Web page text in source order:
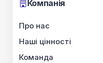
Компанія
Про нас
Наші цінності
Команда